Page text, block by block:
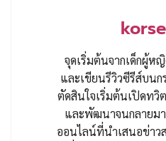
จุดเริ่มต้นจากเด็กผู้ห
และเขียนรีวิวซีรีส์บน
ตัดสินใจเริ่มต้นเปิดทวิ
และพัฒนาจนกลายม
ออนไลน์ที่นำเสนอข่าว